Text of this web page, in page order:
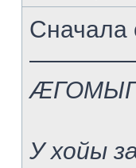
Сначала
У хойы